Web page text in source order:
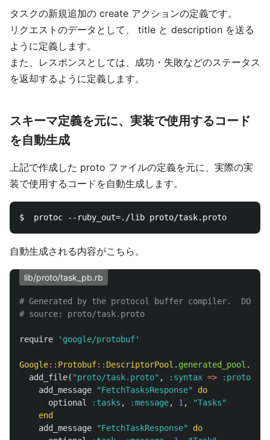
タスクの新規追加の create アクションの定義です。
リクエストのデータとして、 title と description を送る
ように定義します。
また、レスポンスとしては、成功・失敗などのステータス
を返却するように定義します。
スキーマ定義を元に、実装で使用するコード
を自動生成
上記で作成した proto ファイルの定義を元に、実際の実
装で使用するコードを自動生成します。
自動生成される内容がこちら。
lib/proto/task_pb.rb
# Generated by the protocol buffer compiler.  DO
# source: proto/task.proto
require 'google/protobuf'
Google:: Protobuf:: DescriptorPool . generated_pool .
add_file( "proto/task.proto" , :syntax => :proto3
add_message
"FetchTasksResponse"
do
optional
:tasks , :message, 1 ,
"Tasks"
end
add_message
"FetchTaskResponse"
do